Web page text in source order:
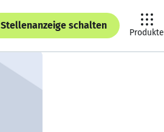
Stellenanzeige schalten
Produkte